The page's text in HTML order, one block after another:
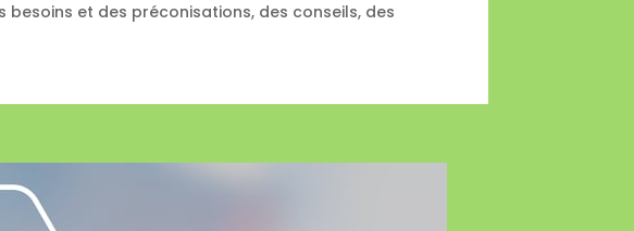
et des préconisations, des conseils, des